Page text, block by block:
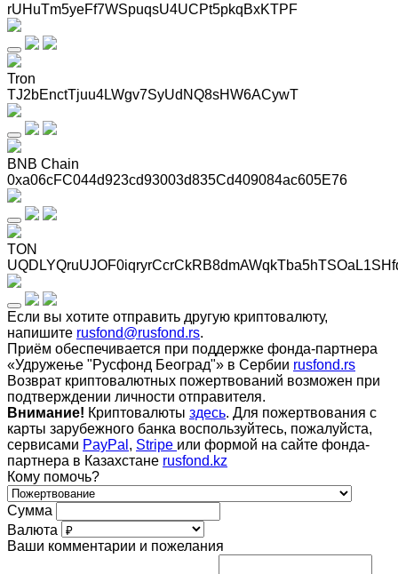
rUHuTm5yeFf7WSpuqsU4UCPt5pkqBxKTPF
Tron
TJ2bEnctTjuu4LWgv7SyUdNQ8sHW6ACywT
BNB Chain
0xa06cFC044d923cd93003d835Cd409084ac605E76
TON
Если вы хотите отправить другую криптовалюту,
напишите rusfond@rusfond.rs.
Приём обеспечивается при поддержке фонда-партнера
«Удружење "Русфонд Београд"» в Сербии rusfond.rs
Возврат криптовалютных пожертвований возможен при
подтверждении личности отправителя.
Внимание! Криптовалюты здесь. Для пожертвования с
карты зарубежного банка воспользуйтесь, пожалуйста,
сервисами PayPal , Stripe или формой на сайте фонда-
партнера в Казахстане rusfond.kz
Кому помочь?
Сумма
Валюта
Ваши комментарии и пожелания